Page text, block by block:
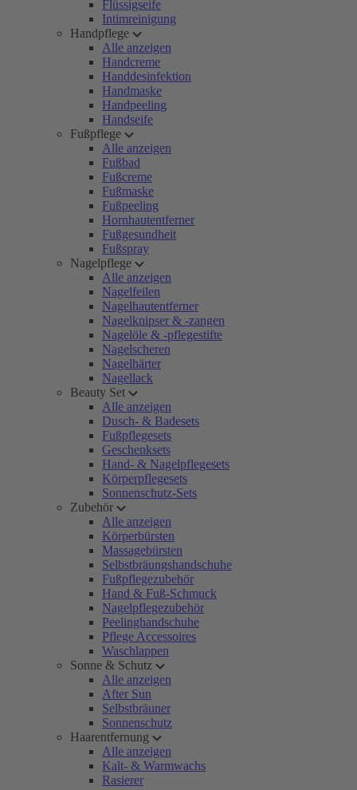
Flüssigseife
Intimreinigung
Handpflege
Alle anzeigen
Handcreme
Handdesinfektion
Handmaske
Handpeeling
Handseife
Fußpflege
Alle anzeigen
Fußbad
Fußcreme
Fußmaske
Fußpeeling
Hornhautentferner
Fußgesundheit
Fußspray
Nagelpflege
Alle anzeigen
Nagelfeilen
Nagelhautentferner
Nagelknipser & -zangen
Nagelöle & -pflegestifte
Nagelscheren
Nagelhärter
Nagellack
Beauty Set
Alle anzeigen
Dusch- & Badesets
Fußpflegesets
Geschenksets
Hand- & Nagelpflegesets
Körperpflegesets
Sonnenschutz-Sets
Zubehör
Alle anzeigen
Körperbürsten
Massagebürsten
Selbstbräungshandschuhe
Fußpflegezubehör
Hand & Fuß-Schmuck
Nagelpflegezubehör
Peelinghandschuhe
Pflege Accessoires
Waschlappen
Sonne & Schutz
Alle anzeigen
After Sun
Selbstbräuner
Sonnenschutz
Haarentfernung
Alle anzeigen
Kalt- & Warmwachs
Rasierer